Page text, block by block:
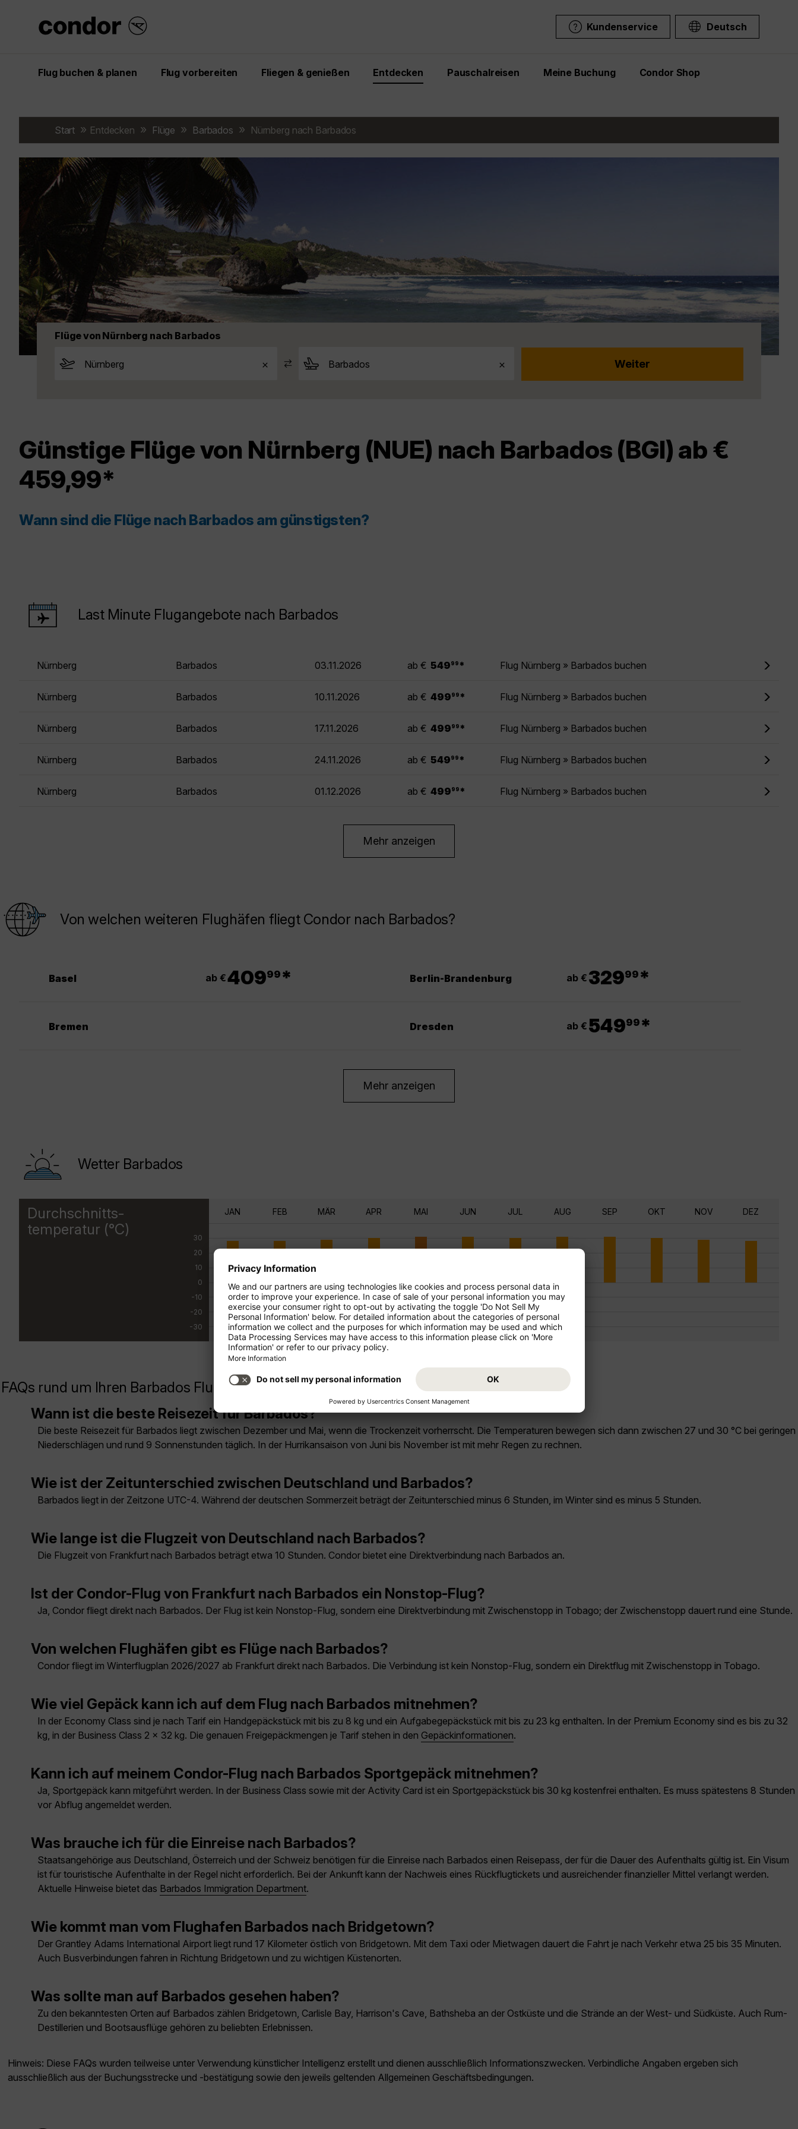
Kundenservice Deutsch
Flug buchen & planen Flug vorbereiten Fliegen & genießen Entdecken Pauschalreisen Meine Buchung Condor Shop
Start Entdecken Flüge Barbados Nürnberg nach Barbados
Flüge von Nürnberg nach Barbados
Günstige Flüge von Nürnberg (NUE) nach Barbados (BGI) ab €
459,99*
Wann sind die Flüge nach Barbados am günstigsten?
Last Minute Flugangebote nach Barbados
Nürnberg Barbados 03.11.2026 ab € 549 99 * Flug Nürnberg » Barbados buchen
Nürnberg Barbados 10.11.2026 ab € 499 99 * Flug Nürnberg » Barbados buchen
Nürnberg Barbados 17.11.2026 ab € 499 99 * Flug Nürnberg » Barbados buchen
Nürnberg Barbados 24.11.2026 ab € 549 99 * Flug Nürnberg » Barbados buchen
Nürnberg Barbados 01.12.2026 ab € 499 99 * Flug Nürnberg » Barbados buchen
Mehr anzeigen
Von welchen weiteren Flughäfen fliegt Condor nach Barbados?
Basel ab €40999 * Berlin-Brandenburg ab € 32999 *
Bremen Dresden ab € 54999 *
Mehr anzeigen
Wetter Barbados
Durchschnitts-
temperatur (°C)
30
20
10
0
-10
-20
-30
JAN FEB MÄR APR MAI JUN JUL AUG SEP OKT NOV DEZ
FAQs rund um Ihren Barbados Flug
Wann ist die beste Reisezeit für Barbados?
Die beste Reisezeit für Barbados liegt zwischen Dezember und Mai, wenn die Trockenzeit vorherrscht. Die Temperaturen bewegen sich dann zwischen 27 und 30 °C bei geringen
Niederschlägen und rund 9 Sonnenstunden täglich. In der Hurrikansaison von Juni bis November ist mit mehr Regen zu rechnen.
Wie ist der Zeitunterschied zwischen Deutschland und Barbados?
Barbados liegt in der Zeitzone UTC-4. Während der deutschen Sommerzeit beträgt der Zeitunterschied minus 6 Stunden, im Winter sind es minus 5 Stunden.
Wie lange ist die Flugzeit von Deutschland nach Barbados?
Die Flugzeit von Frankfurt nach Barbados beträgt etwa 10 Stunden. Condor bietet eine Direktverbindung nach Barbados an.
Ist der Condor-Flug von Frankfurt nach Barbados ein Nonstop-Flug?
Ja, Condor fliegt direkt nach Barbados. Der Flug ist kein Nonstop-Flug, sondern eine Direktverbindung mit Zwischenstopp in Tobago; der Zwischenstopp dauert rund eine Stunde.
Von welchen Flughäfen gibt es Flüge nach Barbados?
Condor fliegt im Winterflugplan 2026/2027 ab Frankfurt direkt nach Barbados. Die Verbindung ist kein Nonstop-Flug, sondern ein Direktflug mit Zwischenstopp in Tobago.
Wie viel Gepäck kann ich auf dem Flug nach Barbados mitnehmen?
In der Economy Class sind je nach Tarif ein Handgepäckstück mit bis zu 8 kg und ein Aufgabegepäckstück mit bis zu 23 kg enthalten. In der Premium Economy sind es bis zu 32
kg, in der Business Class 2 × 32 kg. Die genauen Freigepäckmengen je Tarif stehen in den Gepäckinformationen.
Kann ich auf meinem Condor-Flug nach Barbados Sportgepäck mitnehmen?
Ja, Sportgepäck kann mitgeführt werden. In der Business Class sowie mit der Activity Card ist ein Sportgepäckstück bis 30 kg kostenfrei enthalten. Es muss spätestens 8 Stunden
vor Abflug angemeldet werden.
Was brauche ich für die Einreise nach Barbados?
Staatsangehörige aus Deutschland, Österreich und der Schweiz benötigen für die Einreise nach Barbados einen Reisepass, der für die Dauer des Aufenthalts gültig ist. Ein Visum
ist für touristische Aufenthalte in der Regel nicht erforderlich. Bei der Ankunft kann der Nachweis eines Rückflugtickets und ausreichender finanzieller Mittel verlangt werden.
Aktuelle Hinweise bietet das Barbados Immigration Department.
Wie kommt man vom Flughafen Barbados nach Bridgetown?
Der Grantley Adams International Airport liegt rund 17 Kilometer östlich von Bridgetown. Mit dem Taxi oder Mietwagen dauert die Fahrt je nach Verkehr etwa 25 bis 35 Minuten.
Auch Busverbindungen fahren in Richtung Bridgetown und zu wichtigen Küstenorten.
Was sollte man auf Barbados gesehen haben?
Zu den bekanntesten Orten auf Barbados zählen Bridgetown, Carlisle Bay, Harrison's Cave, Bathsheba an der Ostküste und die Strände an der West- und Südküste. Auch Rum-
Destillerien und Bootsausflüge gehören zu beliebten Erlebnissen.
Hinweis: Diese FAQs wurden teilweise unter Verwendung künstlicher Intelligenz erstellt und dienen ausschließlich Informationszwecken. Verbindliche Angaben ergeben sich
ausschließlich aus der Buchungsstrecke und -bestätigung sowie den jeweils geltenden Allgemeinen Geschäftsbedingungen.